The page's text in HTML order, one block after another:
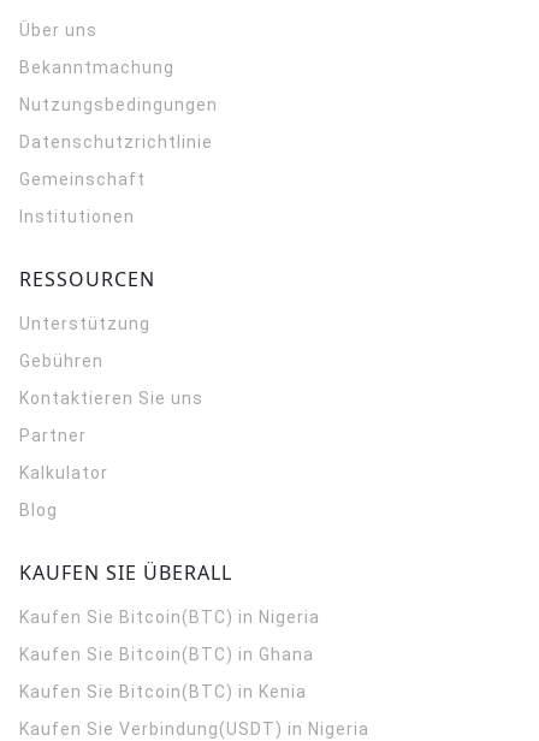
Über uns
Bekanntmachung
Nutzungsbedingungen
Datenschutzrichtlinie
Gemeinschaft
Institutionen
RESSOURCEN
Unterstützung
Gebühren
Kontaktieren Sie uns
Partner
Kalkulator
Blog
KAUFEN SIE ÜBERALL
Kaufen Sie Bitcoin(BTC) in Nigeria
Kaufen Sie Bitcoin(BTC) in Ghana
Kaufen Sie Bitcoin(BTC) in Kenia
Kaufen Sie Verbindung(USDT) in Nigeria